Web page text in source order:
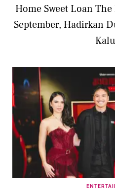
Home Sweet Loan
September, Hadirkan